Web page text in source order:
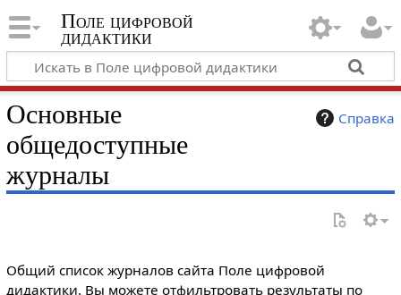
Поле цифровой
дидактики
Справка
Основные
общедоступные
журналы
Общий список журналов сайта Поле цифровой
дидактики. Вы можете отфильтровать результаты по